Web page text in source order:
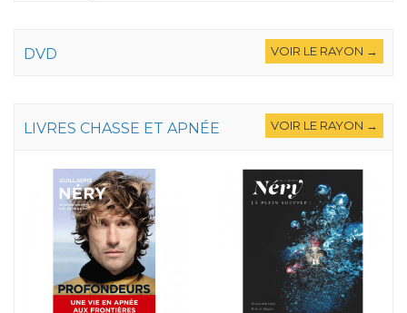
DVD VOIR LE RAYON →
LIVRES CHASSE ET APNÉE VOIR LE RAYON →